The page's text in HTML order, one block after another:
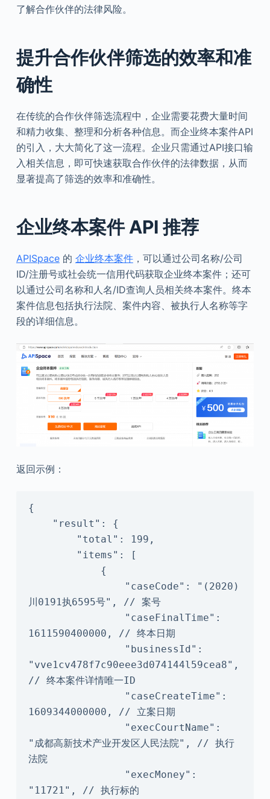
了解合作伙伴的法律风险。
提升合作伙伴筛选的效率和准
确性
在传统的合作伙伴筛选流程中，企业需要花费大量时间
和精力收集、整理和分析各种信息。而企业终本案件API
的引入，大大简化了这一流程。企业只需通过API接口输
入相关信息，即可快速获取合作伙伴的法律数据，从而
显著提高了筛选的效率和准确性。
企业终本案件 API 推荐
APISpace的 企业终本案件，可以通过公司名称/公司
ID/注册号或社会统一信用代码获取企业终本案件；还可
以通过公司名称和人名/ID查询人员相关终本案件。终本
案件信息包括执行法院、案件内容、被执行人名称等字
段的详细信息。
返回示例：
{
川0191执6595号", // 案号
1611590400000, // 终本日期
"vve1cv478f7c90eee3d074144l59cea8",
// 终本案件详情唯一ID
1609344000000, // 立案日期
"成都高新技术产业开发区人民法院", // 执行
法院
"11721", // 执行标的